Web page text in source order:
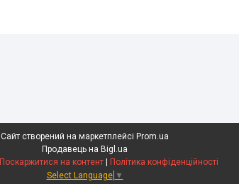
Сайт створений на маркетплейсі Prom.ua
Продавець на Bigl.ua
Поскаржитися на контент
Політика конфіденційності
Select Language ▼